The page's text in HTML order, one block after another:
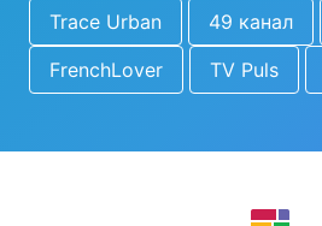
Trace Urban
49 канал
FrenchLover
TV Puls